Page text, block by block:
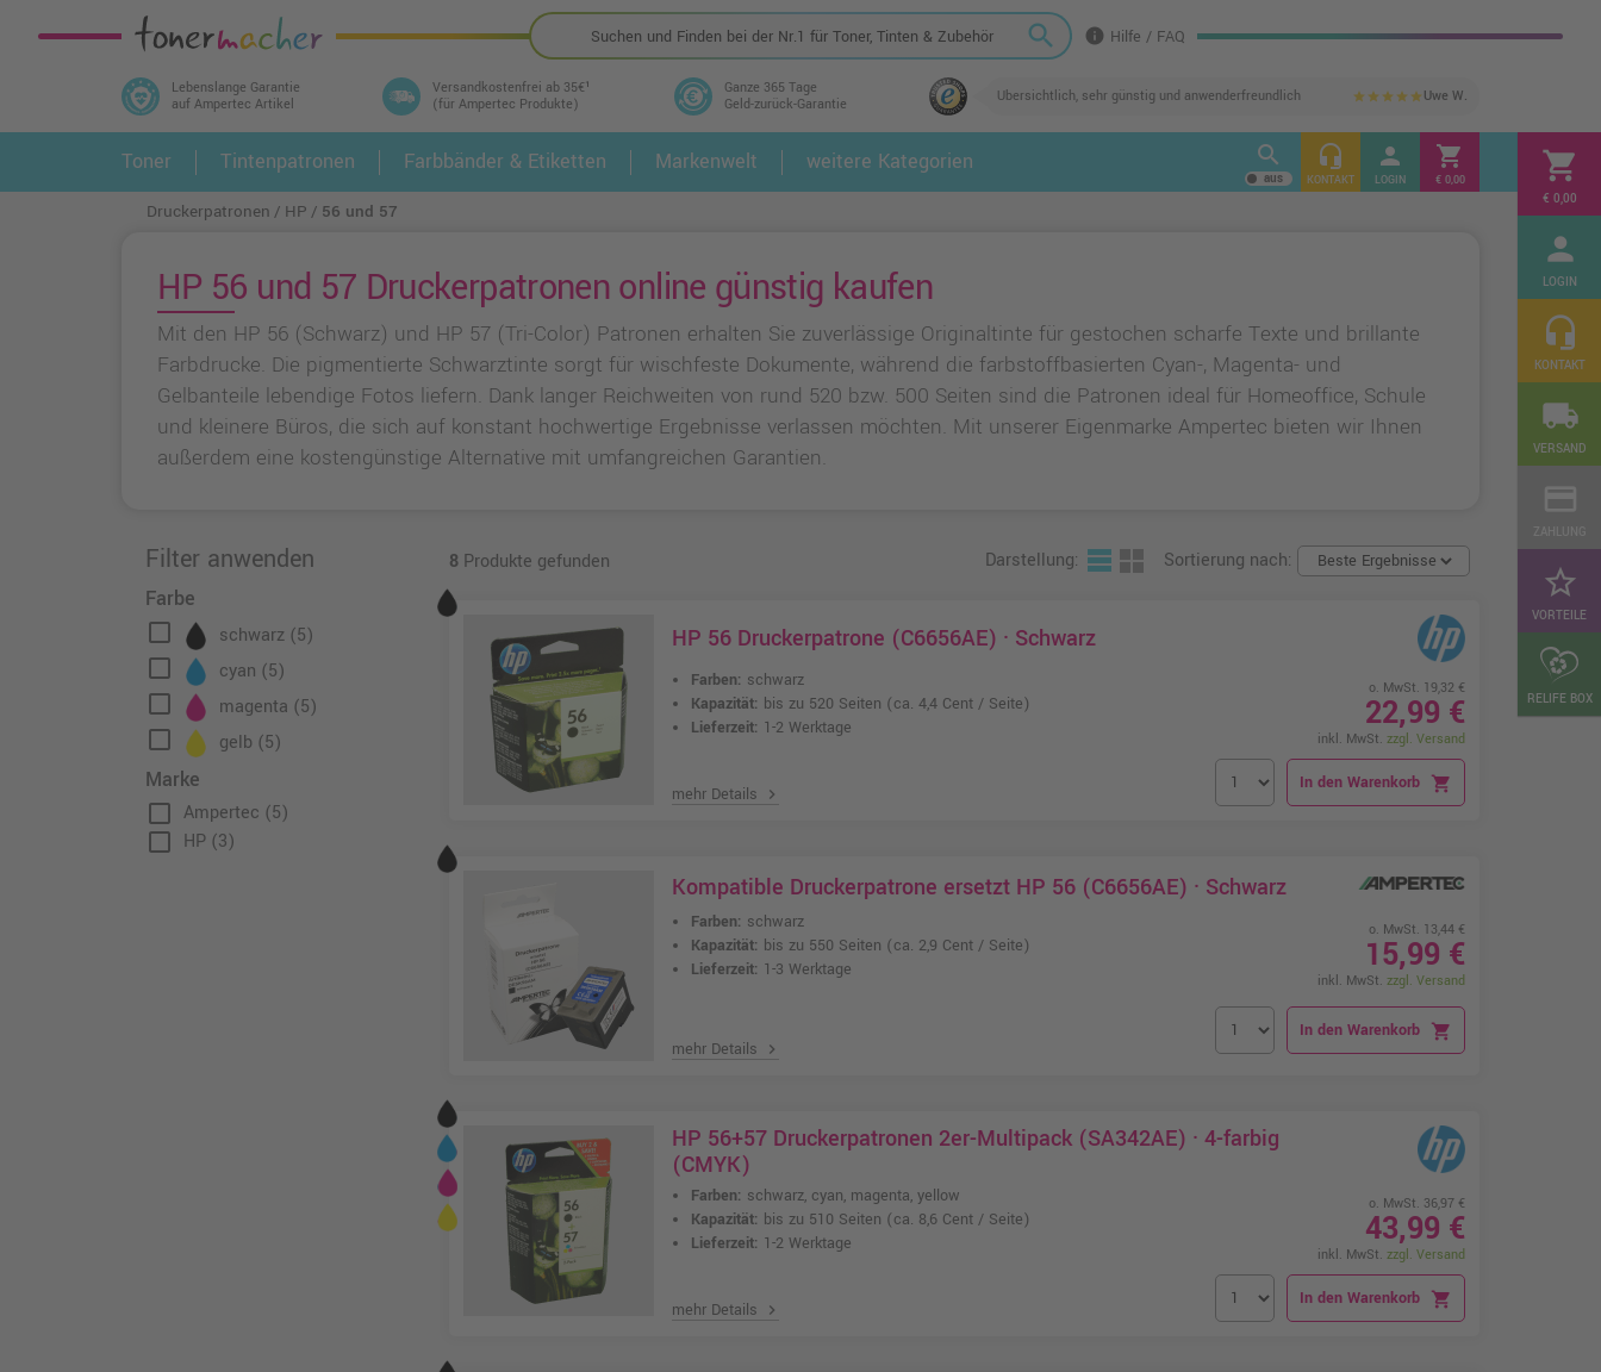
search info Hilfe / FAQ
Lebenslange Garantie
auf Ampertec Artikel
Versandkostenfrei ab 35€¹
(für Ampertec Produkte)
Ganze 365 Tage
Geld-zurück-Garantie
Übersichtlich, sehr günstig und anwenderfreundlich star star star star star Uwe W.
shopping_cart
€ 0,00
person
LOGIN
headset_mic
KONTAKT
local_shipping
VERSAND
star_border
VORTEILE
RELIFE BOX
In 3 einfachen Schritten ihr Druckermodell
und alle dazu passenden Artikel finden ➤ 1. 2.
Toner Tintenpatronen Farbbänder & Etiketten Markenwelt weitere Kategorien search headset_mic
KONTAKT
person
LOGIN
shopping_cart
€ 0,00
Druckerpatronen HP 56 und 57
HP 56 und 57 Druckerpatronen online günstig kaufen
Mit den HP 56 (Schwarz) und HP 57 (Tri-Color) Patronen erhalten Sie zuverlässige Originaltinte für gestochen scharfe Texte und brillante
Farbdrucke. Die pigmentierte Schwarztinte sorgt für wischfeste Dokumente, während die farbstoffbasierten Cyan-, Magenta- und
Gelbanteile lebendige Fotos liefern. Dank langer Reichweiten von rund 520 bzw. 500 Seiten sind die Patronen ideal für Homeoffice, Schule
und kleinere Büros, die sich auf konstant hochwertige Ergebnisse verlassen möchten. Mit unserer Eigenmarke Ampertec bieten wir Ihnen
außerdem eine kostengünstige Alternative mit umfangreichen Garantien.
Filter anwenden
Farbe
check_box_outline_blank schwarz (5)
check_box_outline_blank cyan (5)
check_box_outline_blank magenta (5)
check_box_outline_blank gelb (5)
Marke
check_box_outline_blank Ampertec (5)
check_box_outline_blank HP (3)
8 Produkte gefunden Darstellung: Sortierung nach:
HP 56 Druckerpatrone (C6656AE) · Schwarz
Farben: schwarz
Kapazität: bis zu 520 Seiten (ca. 4,4 Cent / Seite)
Lieferzeit: 1-2 Werktage
mehr Details chevron_right
o. MwSt. 19,32 €
22,99 €
inkl. MwSt. zzgl. Versand
In den Warenkorb shopping_cart
Kompatible Druckerpatrone ersetzt HP 56 (C6656AE) · Schwarz
Farben: schwarz
Kapazität: bis zu 550 Seiten (ca. 2,9 Cent / Seite)
Lieferzeit: 1-3 Werktage
mehr Details chevron_right
o. MwSt. 13,44 €
15,99 €
inkl. MwSt. zzgl. Versand
In den Warenkorb shopping_cart
HP 56+57 Druckerpatronen 2er-Multipack (SA342AE) · 4-farbig
(CMYK)
Farben: schwarz, cyan, magenta, yellow
Kapazität: bis zu 510 Seiten (ca. 8,6 Cent / Seite)
Lieferzeit: 1-2 Werktage
mehr Details chevron_right
o. MwSt. 36,97 €
43,99 €
inkl. MwSt. zzgl. Versand
In den Warenkorb shopping_cart